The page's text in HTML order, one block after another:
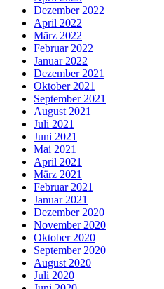
Dezember 2022
April 2022
März 2022
Februar 2022
Januar 2022
Dezember 2021
Oktober 2021
September 2021
August 2021
Juli 2021
Juni 2021
Mai 2021
April 2021
März 2021
Februar 2021
Januar 2021
Dezember 2020
November 2020
Oktober 2020
September 2020
August 2020
Juli 2020